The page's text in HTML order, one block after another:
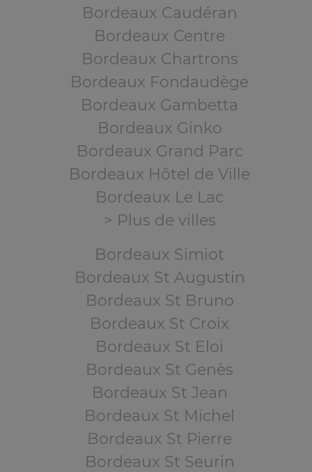
Bordeaux Caudéran
Bordeaux Centre
Bordeaux Chartrons
Bordeaux Fondaudège
Bordeaux Gambetta
Bordeaux Ginko
Bordeaux Grand Parc
Bordeaux Hôtel de Ville
Bordeaux Le Lac
> Plus de villes
Bordeaux Simiot
Bordeaux St Augustin
Bordeaux St Bruno
Bordeaux St Croix
Bordeaux St Eloi
Bordeaux St Genès
Bordeaux St Jean
Bordeaux St Michel
Bordeaux St Pierre
Bordeaux St Seurin